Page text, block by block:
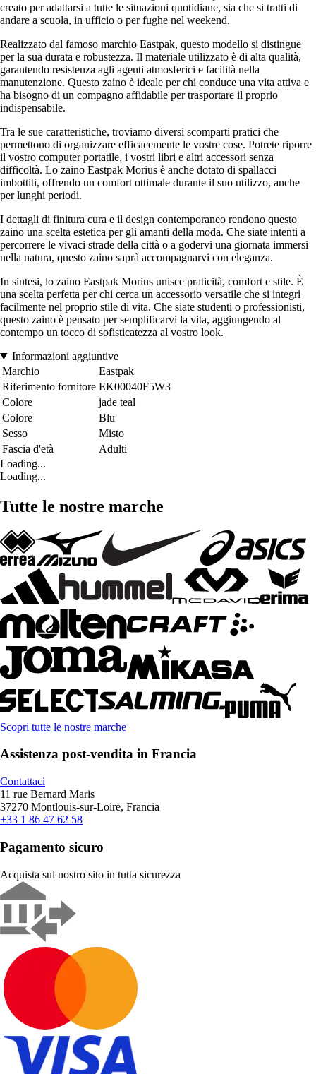
creato per adattarsi a tutte le situazioni quotidiane, sia che si tratti di
andare a scuola, in ufficio o per fughe nel weekend.
Realizzato dal famoso marchio Eastpak, questo modello si distingue
per la sua durata e robustezza. Il materiale utilizzato è di alta qualità,
garantendo resistenza agli agenti atmosferici e facilità nella
manutenzione. Questo zaino è ideale per chi conduce una vita attiva e
ha bisogno di un compagno affidabile per trasportare il proprio
indispensabile.
Tra le sue caratteristiche, troviamo diversi scomparti pratici che
permettono di organizzare efficacemente le vostre cose. Potrete riporre
il vostro computer portatile, i vostri libri e altri accessori senza
difficoltà. Lo zaino Eastpak Morius è anche dotato di spallacci
imbottiti, offrendo un comfort ottimale durante il suo utilizzo, anche
per lunghi periodi.
I dettagli di finitura cura e il design contemporaneo rendono questo
zaino una scelta estetica per gli amanti della moda. Che siate intenti a
percorrere le vivaci strade della città o a godervi una giornata immersi
nella natura, questo zaino saprà accompagnarvi con eleganza.
In sintesi, lo zaino Eastpak Morius unisce praticità, comfort e stile. È
una scelta perfetta per chi cerca un accessorio versatile che si integri
facilmente nel proprio stile di vita. Che siate studenti o professionisti,
questo zaino è pensato per semplificarvi la vita, aggiungendo al
contempo un tocco di sofisticatezza al vostro look.
Informazioni aggiuntive
Marchio
Eastpak
Riferimento fornitore EK00040F5W3
Colore
jade teal
Colore
Blu
Sesso
Misto
Fascia d'età
Adulti
Loading...
Loading...
Tutte le nostre marche
Scopri tutte le nostre marche
Assistenza post-vendita in Francia
Contattaci
11 rue Bernard Maris
37270 Montlouis-sur-Loire, Francia
+33 1 86 47 62 58
Pagamento sicuro
Acquista sul nostro sito in tutta sicurezza